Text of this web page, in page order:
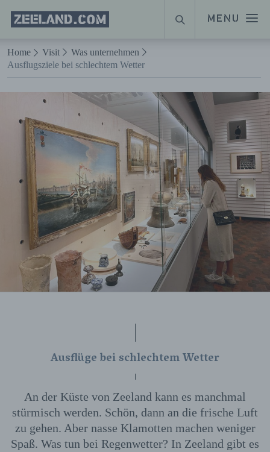
Naar hoofdinhoud
MENU
Homepage
Zeeland.com
SUCHE
Home Visit
Was unternehmen
Ausflugsziele bei schlechtem Wetter
Ausflüge bei schlechtem Wetter
An der Küste von Zeeland kann es manchmal
stürmisch werden. Schön, dann an die frische Luft
zu gehen. Aber nasse Klamotten machen weniger
Spaß. Was tun bei Regenwetter? In Zeeland gibt es